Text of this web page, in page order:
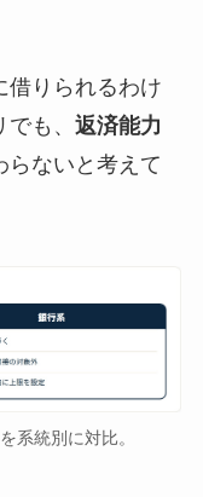
借りられるわけ
も、 返済能力
らないと考えて
系統別に対比。